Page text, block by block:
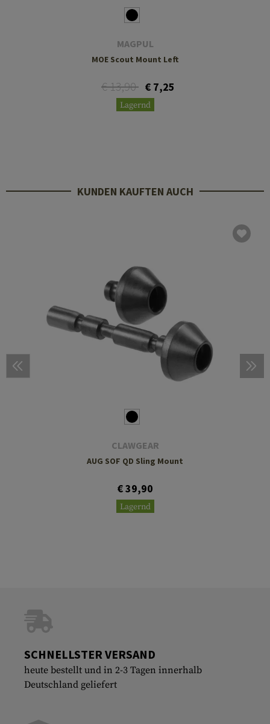
MAGPUL
MOE Scout Mount Left
€ 13,90 € 7,25
Lagernd
KUNDEN KAUFTEN AUCH
CLAWGEAR
AUG SOF QD Sling Mount
€ 39,90
Lagernd
SCHNELLSTER VERSAND
heute bestellt und in 2-3 Tagen innerhalb
Deutschland geliefert